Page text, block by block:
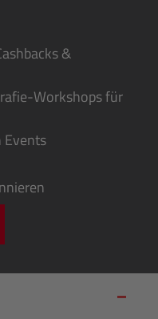
&
Workshops für
Events